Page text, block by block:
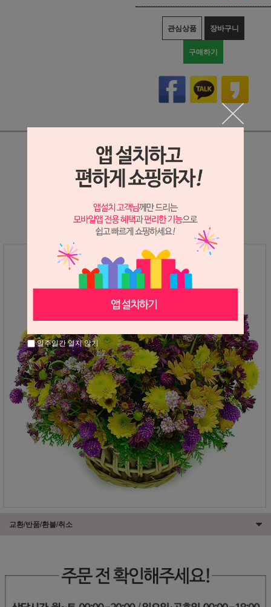
관심상품 장바구니
구매하기
상세정보 새창 열기
교환/반품/환불/취소
일주일간 열지 않기